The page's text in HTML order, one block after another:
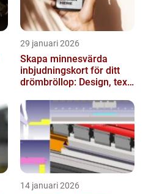
29 januari 2026
Skapa minnesvärda
inbjudningskort för ditt
drömbröllop: Design, text
14 januari 2026